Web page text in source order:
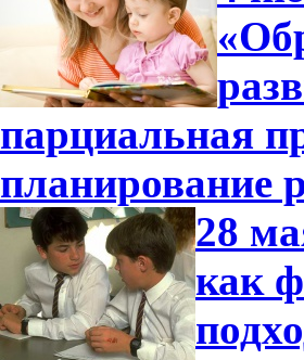
парциальная
планирование
28
как